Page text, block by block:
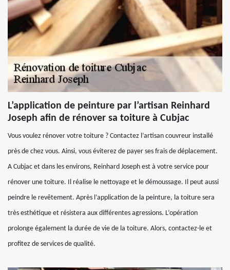
L’application de peinture par l’artisan Reinhard
Joseph afin de rénover sa toiture à Cubjac
Vous voulez rénover votre toiture ? Contactez l’artisan couvreur installé
près de chez vous. Ainsi, vous éviterez de payer ses frais de déplacement.
A Cubjac et dans les environs, Reinhard Joseph est à votre service pour
rénover une toiture. Il réalise le nettoyage et le démoussage. Il peut aussi
peindre le revêtement. Après l’application de la peinture, la toiture sera
très esthétique et résistera aux différentes agressions. L’opération
prolonge également la durée de vie de la toiture. Alors, contactez-le et
profitez de services de qualité.